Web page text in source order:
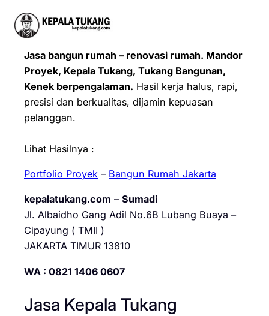
Jasa bangun rumah – renovasi rumah. Mandor
Proyek, Kepala Tukang, Tukang Bangunan,
Kenek berpengalaman. Hasil kerja halus, rapi,
presisi dan berkualitas, dijamin kepuasan
pelanggan.
Lihat Hasilnya :
Portfolio Proyek – Bangun Rumah Jakarta
kepalatukang.com – Sumadi
Jl. Albaidho Gang Adil No.6B Lubang Buaya –
Cipayung ( TMII )
JAKARTA TIMUR 13810
WA : 0821 1406 0607
Jasa Kepala Tukang